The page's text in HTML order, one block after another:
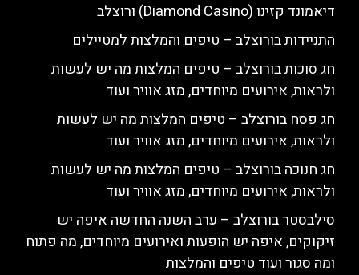
דיאמונד קזינו (Diamond Casino) ורוצלב
התניידות בורוצלב – טיפים והמלצות למטיילים
חג סוכות בורוצלב – טיפים המלצות מה יש לעשות
ולראות, אירועים מיוחדים, מזג אוויר ועוד
חג פסח בורוצלב – טיפים המלצות מה יש לעשות
ולראות, אירועים מיוחדים, מזג אוויר ועוד
חג חנוכה בורוצלב – טיפים המלצות מה יש לעשות
ולראות, אירועים מיוחדים, מזג אוויר ועוד
סילבסטר בורוצלב – ערב השנה החדשה איפה יש
זיקוקים, איפה יש הופעות ואירועים מיוחדים, מה פתוח
ומה סגור ועוד טיפים והמלצות